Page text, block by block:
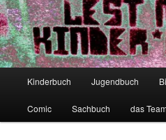
Kinderbuch Jugendbuch
Comic Sachbuch das Team